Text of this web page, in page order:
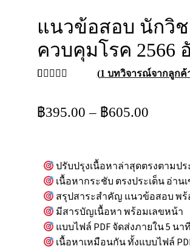
แนวข้อสอบ นักวิ
ควบคุมโรค 2566
5.00
คะแนนเต็ม
ลูกค้า
(1บทวิจารณ์จากลูกค้
฿395.00 – ฿605.00
ปรับปรุงเนื้อหาล่าสุดตรงตามป
เนื้อหากระชับ ตรงประเด็น อ่าน
สรุปสาระสำคัญ แนวข้อสอบ พร้
มีสารบัญเนื้อหา พร้อมเลขหน้า
แบบไฟล์ PDF จัดส่งภายใน 5 น
เนื้อหาเหมือนกัน ทั้งแบบไฟล์